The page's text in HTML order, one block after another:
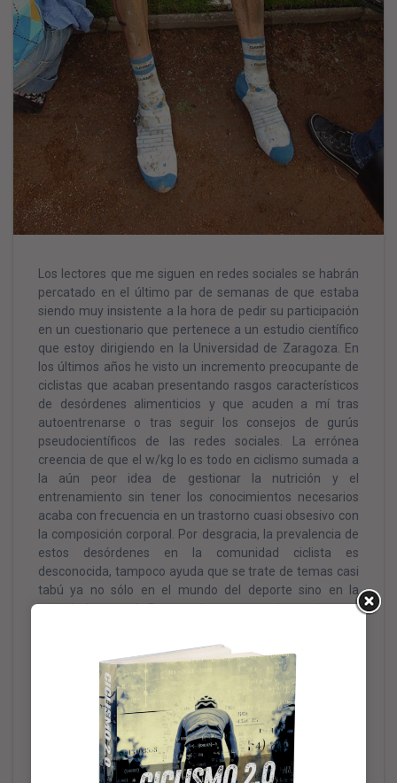
Los lectores que me siguen en redes sociales se habrán
percatado en el último par de semanas de que estaba
siendo muy insistente a la hora de pedir su participación
en un cuestionario que pertenece a un estudio científico
que estoy dirigiendo en la Universidad de Zaragoza. En
los últimos años he visto un incremento preocupante de
ciclistas que acaban presentando rasgos característicos
de desórdenes alimenticios y que acuden a mí tras
autoentrenarse o tras seguir los consejos de gurús
pseudocientíficos de las redes sociales. La errónea
creencia de que el w/kg lo es todo en ciclismo sumada a
la aún peor idea de gestionar la nutrición y el
entrenamiento sin tener los conocimientos necesarios
acaba con frecuencia en un trastorno cuasi obsesivo con
la composición corporal. Por desgracia, la prevalencia de
estos desórdenes en la comunidad ciclista es
desconocida, tampoco ayuda que se trate de temas casi
tabú ya no sólo en el mundo del deporte sino en la
sociedad general. Para poder comprender mejor qué
poder responder primero a una serie de preguntas: ¿es
más frecuente la presencia de estos desórdenes en
cicloturistas, corredores máster o profesionales? ¿Se
diferencia la prevalencia de la de otros deportes o de
individuos sedentarios? ¿aumenta la preocupación por la
composición corporal con el nivel del ciclista? ¿quién está
más expuesto a padecer este tipo de trastornos?